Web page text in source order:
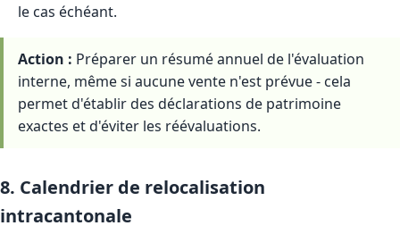
le cas échéant.
Action : Préparer un résumé annuel de l'évaluation
interne, même si aucune vente n'est prévue - cela
permet d'établir des déclarations de patrimoine
exactes et d'éviter les réévaluations.
8. Calendrier de relocalisation
intracantonale